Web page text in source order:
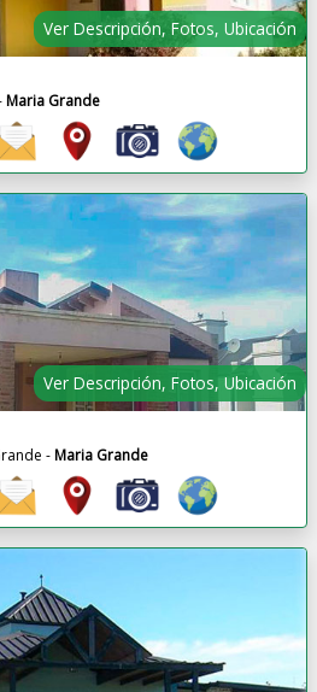
Ver Descripción, Fotos, Ubicación
Maria Grande
Ver Descripción, Fotos, Ubicación
-Maria Grande